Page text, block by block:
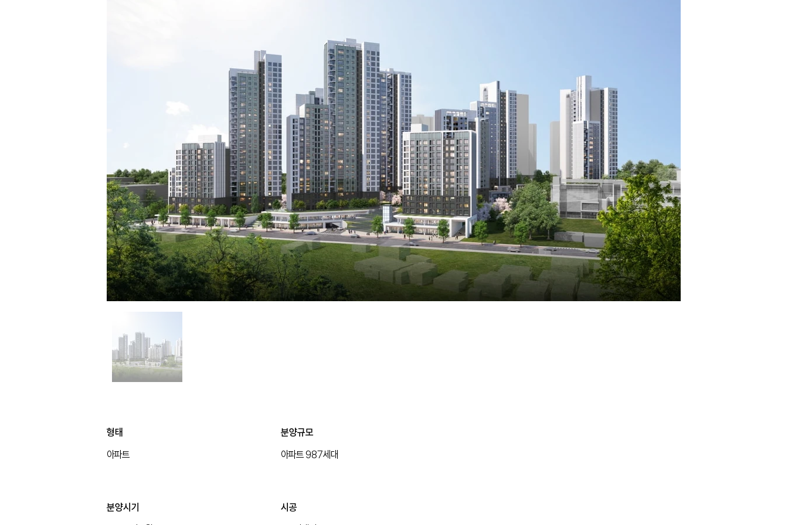
형태
아파트
분양규모
아파트 987세대
형태
아파트
분양시기
분양규모
아파트 987세대
​시공